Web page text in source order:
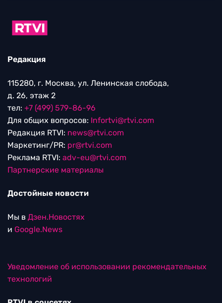
Редакция
115280, г. Москва, ул. Ленинская слобода,
д. 26, этаж 2
тел: +7 (499) 579-86-96
Для общих вопросов: Infortvi@rtvi.com
Редакция RTVI: news@rtvi.com
Маркетинг/PR: pr@rtvi.com
Реклама RTVI: adv-eu@rtvi.com
Партнерские материалы
Достойные новости
Мы в Дзен.Новостях
и Google.News
Уведомление об использовании рекомендательных
технологий